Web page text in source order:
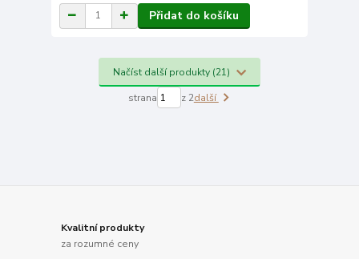
Přidat do košíku
Načíst další produkty (21)
strana z 2další
Kvalitní produkty
za rozumné ceny